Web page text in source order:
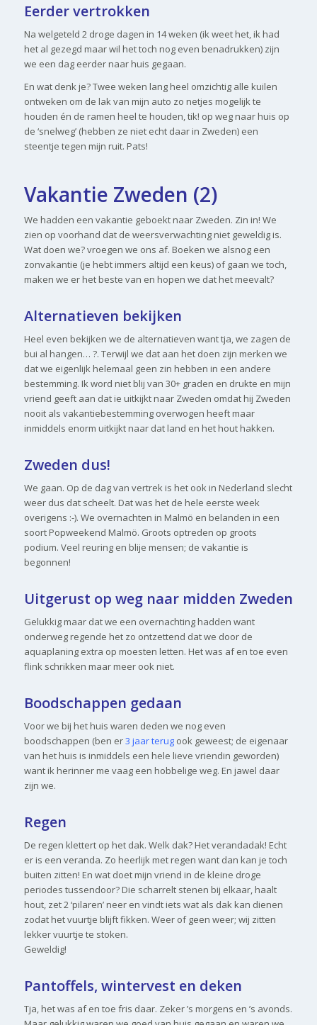
Eerder vertrokken
Na welgeteld 2 droge dagen in 14 weken (ik weet het, ik had
het al gezegd maar wil het toch nog even benadrukken) zijn
we een dag eerder naar huis gegaan.
En wat denk je? Twee weken lang heel omzichtig alle kuilen
ontweken om de lak van mijn auto zo netjes mogelijk te
houden én de ramen heel te houden, tik! op weg naar huis op
de ‘snelweg’ (hebben ze niet echt daar in Zweden) een
steentje tegen mijn ruit. Pats!
Vakantie Zweden (2)
We hadden een vakantie geboekt naar Zweden. Zin in! We
zien op voorhand dat de weersverwachting niet geweldig is.
Wat doen we? vroegen we ons af. Boeken we alsnog een
zonvakantie (je hebt immers altijd een keus) of gaan we toch,
maken we er het beste van en hopen we dat het meevalt?
Alternatieven bekijken
Heel even bekijken we de alternatieven want tja, we zagen de
bui al hangen… ?. Terwijl we dat aan het doen zijn merken we
dat we eigenlijk helemaal geen zin hebben in een andere
bestemming. Ik word niet blij van 30+ graden en drukte en mijn
vriend geeft aan dat ie uitkijkt naar Zweden omdat hij Zweden
nooit als vakantiebestemming overwogen heeft maar
inmiddels enorm uitkijkt naar dat land en het hout hakken.
Zweden dus!
We gaan. Op de dag van vertrek is het ook in Nederland slecht
weer dus dat scheelt. Dat was het de hele eerste week
overigens :-). We overnachten in Malmö en belanden in een
soort Popweekend Malmö. Groots optreden op groots
podium. Veel reuring en blije mensen; de vakantie is
begonnen!
Uitgerust op weg naar midden Zweden
Gelukkig maar dat we een overnachting hadden want
onderweg regende het zo ontzettend dat we door de
aquaplaning extra op moesten letten. Het was af en toe even
flink schrikken maar meer ook niet.
Boodschappen gedaan
Voor we bij het huis waren deden we nog even
boodschappen (ben er3 jaar terugook geweest; de eigenaar
van het huis is inmiddels een hele lieve vriendin geworden)
want ik herinner me vaag een hobbelige weg. En jawel daar
zijn we.
Regen
De regen klettert op het dak. Welk dak? Het verandadak! Echt
er is een veranda. Zo heerlijk met regen want dan kan je toch
buiten zitten! En wat doet mijn vriend in de kleine droge
periodes tussendoor? Die scharrelt stenen bij elkaar, haalt
hout, zet 2 ‘pilaren’ neer en vindt iets wat als dak kan dienen
zodat het vuurtje blijft fikken. Weer of geen weer; wij zitten
lekker vuurtje te stoken.
Geweldig!
Pantoffels, wintervest en deken
Tja, het was af en toe fris daar. Zeker ’s morgens en ’s avonds.